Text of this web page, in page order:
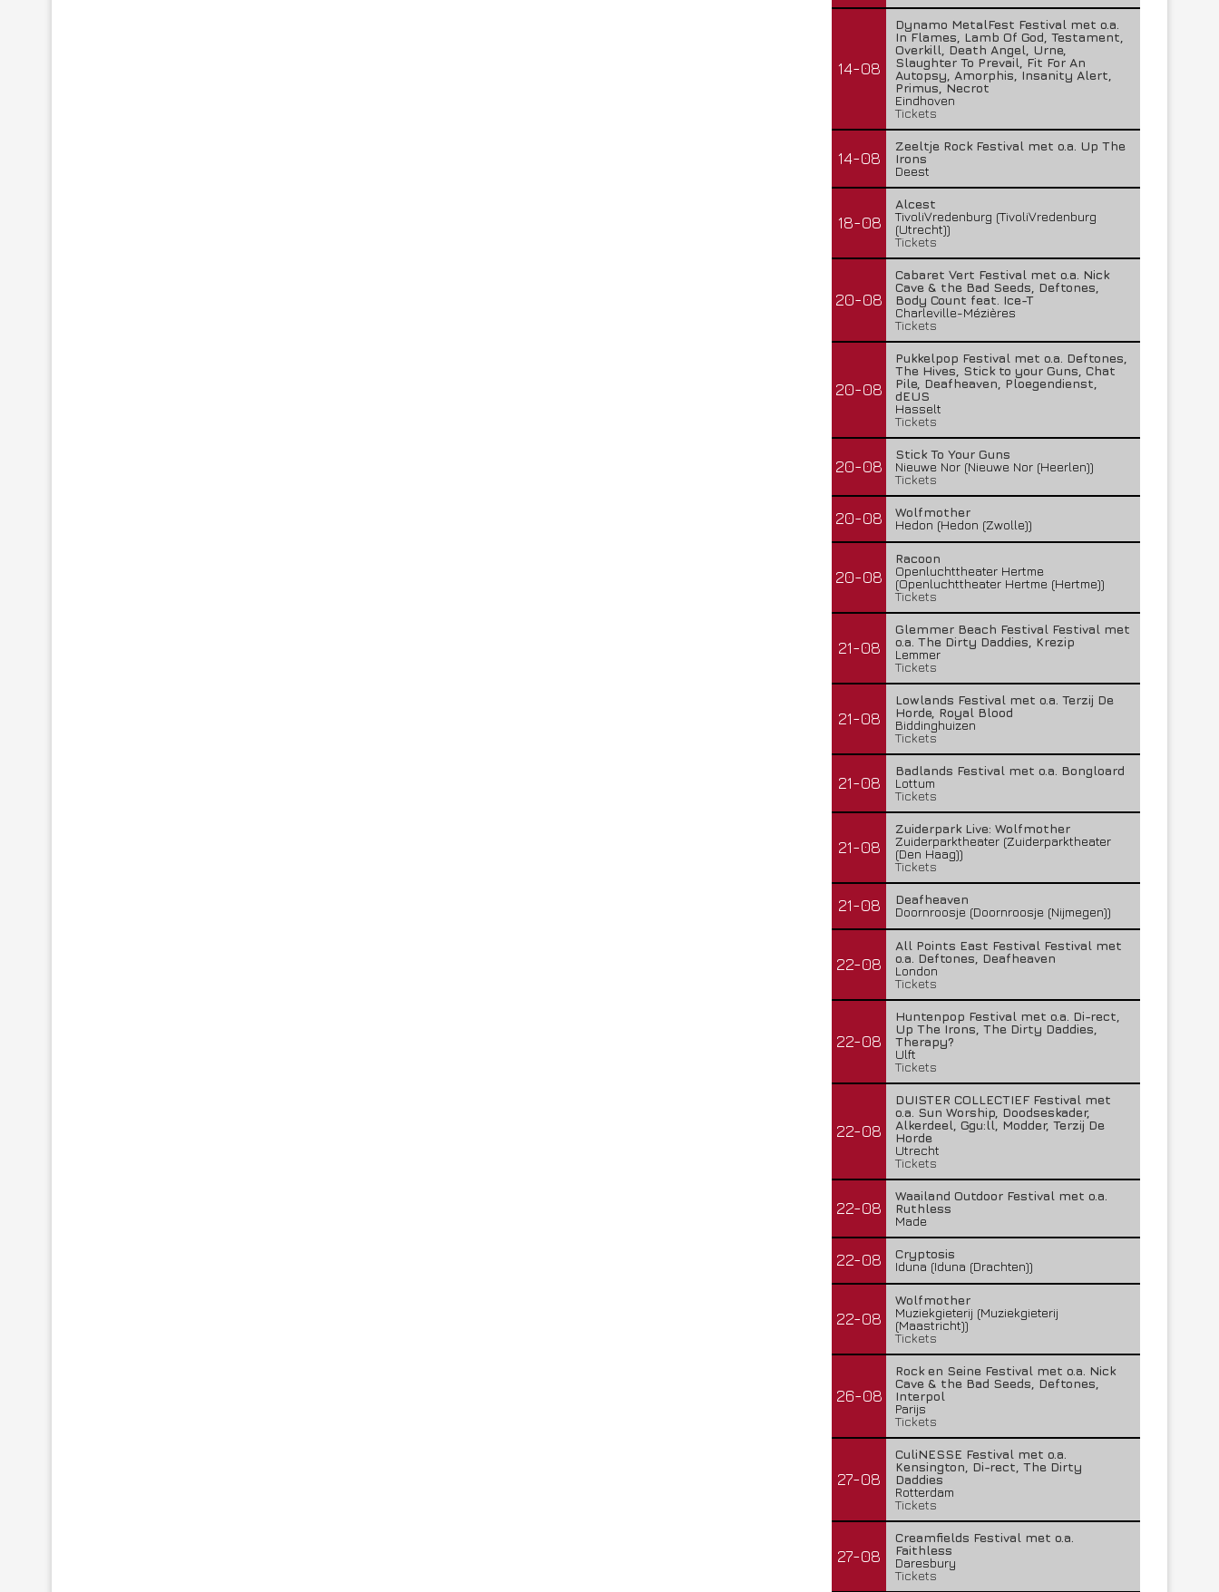
14-08
Dynamo MetalFest Festival met o.a.
In Flames, Lamb Of God, Testament,
Overkill, Death Angel, Urne,
Slaughter To Prevail, Fit For An
Autopsy, Amorphis, Insanity Alert,
Primus, Necrot
Eindhoven
Tickets
14-08
Zeeltje Rock Festival met o.a. Up The
Irons
Deest
18-08
Alcest
TivoliVredenburg (TivoliVredenburg
(Utrecht))
Tickets
20-08
Cabaret Vert Festival met o.a. Nick
Cave & the Bad Seeds, Deftones,
Body Count feat. Ice-T
Charleville-Mézières
Tickets
20-08
Pukkelpop Festival met o.a. Deftones,
The Hives, Stick to your Guns, Chat
Pile, Deafheaven, Ploegendienst,
dEUS
Hasselt
Tickets
20-08
Stick To Your Guns
Nieuwe Nor (Nieuwe Nor (Heerlen))
Tickets
20-08
Wolfmother
Hedon (Hedon (Zwolle))
20-08
Racoon
Openluchttheater Hertme
(Openluchttheater Hertme (Hertme))
Tickets
21-08
Glemmer Beach Festival Festival met
o.a. The Dirty Daddies, Krezip
Lemmer
Tickets
21-08
Lowlands Festival met o.a. Terzij De
Horde, Royal Blood
Biddinghuizen
Tickets
21-08
Badlands Festival met o.a. Bongloard
Lottum
Tickets
21-08
Zuiderpark Live: Wolfmother
Zuiderparktheater (Zuiderparktheater
(Den Haag))
Tickets
21-08
Deafheaven
Doornroosje (Doornroosje (Nijmegen))
22-08
All Points East Festival Festival met
o.a. Deftones, Deafheaven
London
Tickets
22-08
Huntenpop Festival met o.a. Di-rect,
Up The Irons, The Dirty Daddies,
Therapy?
Ulft
Tickets
22-08
DUISTER COLLECTIEF Festival met
o.a. Sun Worship, Doodseskader,
Alkerdeel, Ggu:ll, Modder, Terzij De
Horde
Utrecht
Tickets
22-08
Waailand Outdoor Festival met o.a.
Ruthless
Made
22-08
Cryptosis
Iduna (Iduna (Drachten))
22-08
Wolfmother
Muziekgieterij (Muziekgieterij
(Maastricht))
Tickets
26-08
Rock en Seine Festival met o.a. Nick
Cave & the Bad Seeds, Deftones,
Interpol
Parijs
Tickets
27-08
CuliNESSE Festival met o.a.
Kensington, Di-rect, The Dirty
Daddies
Rotterdam
Tickets
27-08
Creamfields Festival met o.a.
Faithless
Daresbury
Tickets